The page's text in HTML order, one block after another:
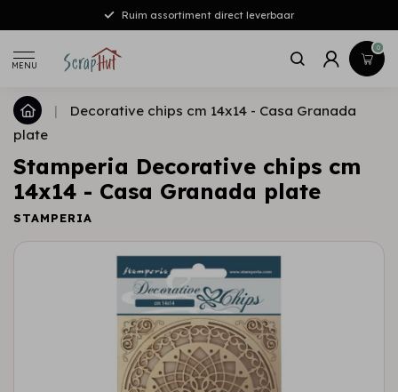
Gratis verzending vanaf €50,-[NL/DE]
MENU
0
|
Decorative chips cm 14x14 - Casa Granada
plate
Stamperia Decorative chips cm
14x14 - Casa Granada plate
STAMPERIA